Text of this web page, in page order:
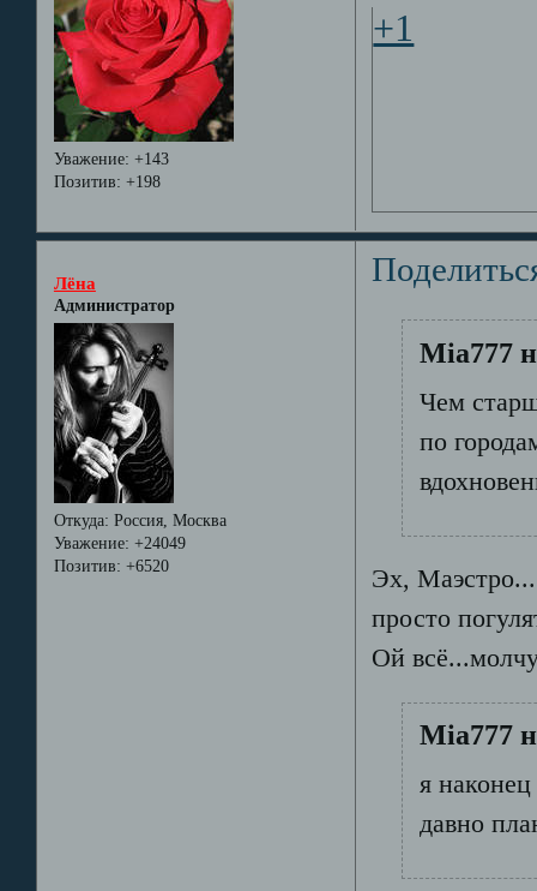
Уважение: +143
Позитив: +198
+1
Лёна
Администратор
Откуда: Россия, Москва
Уважение: +24049
Позитив: +6520
Mia777
Чем
по
Эх,
просто
Ой
Mia777
я
давно